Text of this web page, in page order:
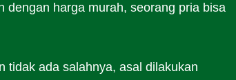
dengan harga murah, seorang pria bisa
tidak ada salahnya, asal dilakukan